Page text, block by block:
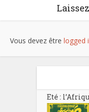
Vous devez être logged
Eté :